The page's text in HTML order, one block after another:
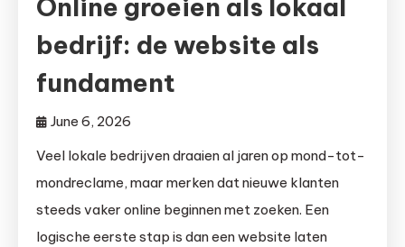
Online groeien als lokaal
bedrijf: de website als
fundament
June 6, 2026
Veel lokale bedrijven draaien al jaren op mond-tot-
mondreclame, maar merken dat nieuwe klanten
steeds vaker online beginnen met zoeken. Een
logische eerste stap is dan een website laten